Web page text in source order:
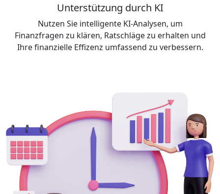
Unterstützung durch KI
Nutzen Sie intelligente KI-Analysen, um
Finanzfragen zu klären, Ratschläge zu erhalten und
Ihre finanzielle Effizenz umfassend zu verbessern.